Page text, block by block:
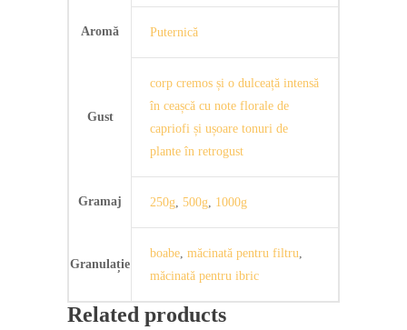
Aromă Puternică
Gust
corp cremos și o dulceață intensă
în ceașcă cu note florale de
capriofi și ușoare tonuri de
plante în retrogust
Gramaj 250g 500g 1000g
Granulație
boabe măcinată pentru filtru
măcinată pentru ibric
Related products